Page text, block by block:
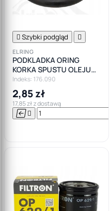
 Szybki podgląd 
ELRING
PODKLADKA ORING
KORKA SPUSTU OLEJU
FORD MAZDA JAGUAR
VOLVO ALFA
Indeks: 176.090
2,85 zł
17,85 zł z dostawą
 